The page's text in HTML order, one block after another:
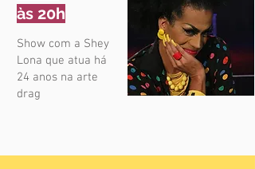
às 20h
Show com a Shey
Lona que atua há
24 anos na arte
drag